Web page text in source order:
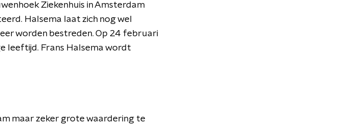
Ziekenhuis in Amsterdam
Halsema laat zich nog wel
worden bestreden. Op 24 februari
leeftijd. Frans Halsema wordt
maar zeker grote waardering te